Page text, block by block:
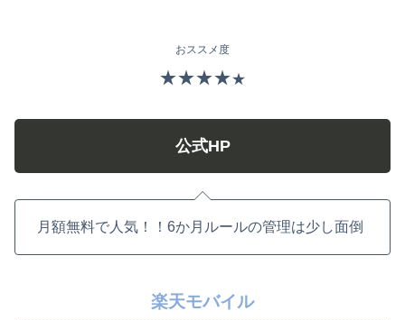
おススメ度
★★★★★
公式HP
月額無料で人気！！6か月ルールの管理は少し面倒
楽天モバイル